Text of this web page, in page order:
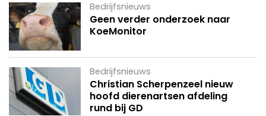
Bedrijfsnieuws
Geen verder onderzoek naar
KoeMonitor
Bedrijfsnieuws
Christian Scherpenzeel nieuw
hoofd dierenartsen afdeling
rund bij GD